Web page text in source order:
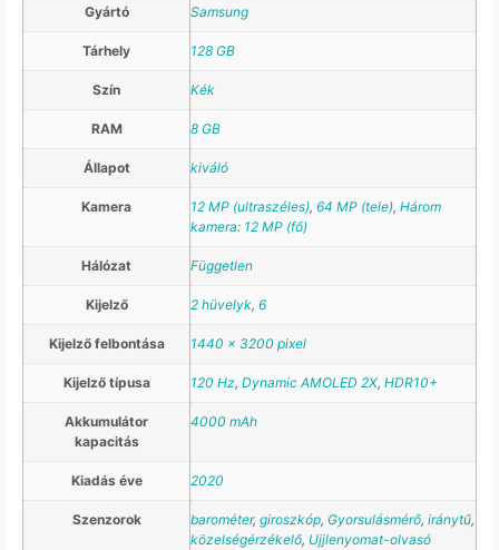
Gyártó Samsung
Tárhely 128 GB
Szín Kék
RAM 8 GB
Állapot kiváló
Kamera 12 MP (ultraszéles), 64 MP (tele), Három
kamera: 12 MP (fő)
Hálózat Független
Kijelző 2 hüvelyk, 6
Kijelző felbontása 1440 x 3200 pixel
Kijelző típusa 120 Hz, Dynamic AMOLED 2X, HDR10+
Akkumulátor
kapacitás
4000 mAh
Kiadás éve 2020
Szenzorok barométer, giroszkóp, Gyorsulásmérő, iránytű,
közelségérzékelő, Ujjlenyomat-olvasó